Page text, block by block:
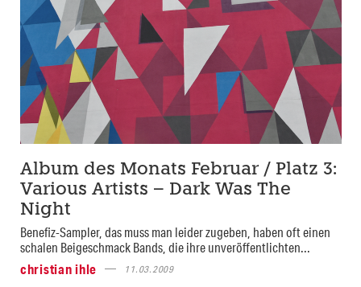
Album des Monats Februar / Platz 3:
Various Artists – Dark Was The
Night
Benefiz-Sampler, das muss man leider zugeben, haben oft einen
schalen Beigeschmack Bands, die ihre unveröffentlichten...
christian ihle
11.03.2009